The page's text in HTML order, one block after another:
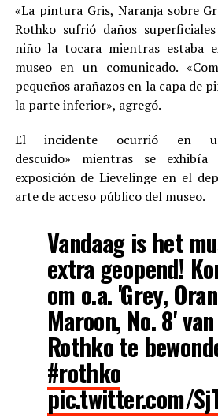
«La pintura Gris, Naranja sobre
Rothko sufrió daños
niño la tocara mientras estaba
museo en un comunicado.
pequeños arañazos en la capa de
la parte inferior», agregó.
El incidente ocurrió en
descuido» mientras se
exposición de Lievelinge en el
arte de acceso público del museo.
Vandaag is het
extra geopend!
om o.a. 'Grey,
Maroon, No. 8'
Rothko te
#rothko
pic.twitter.com/